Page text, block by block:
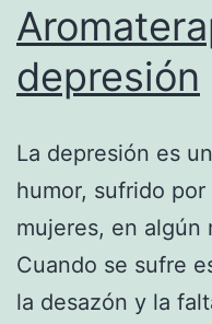
depresión
La depresión es
humor, sufrido
mujeres, en algún
Cuando se sufre
la desazón y la